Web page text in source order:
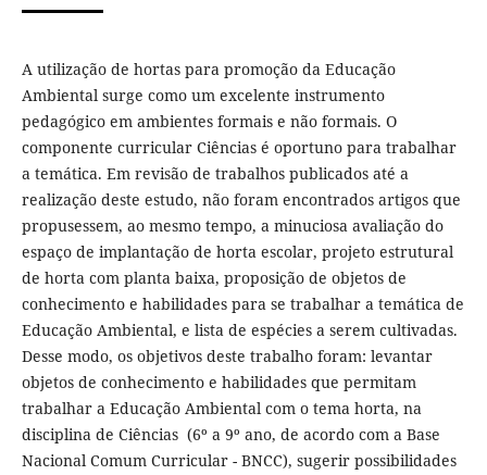
A utilização de hortas para promoção da Educação
Ambiental surge como um excelente instrumento
pedagógico em ambientes formais e não formais. O
componente curricular Ciências é oportuno para trabalhar
a temática. Em revisão de trabalhos publicados até a
realização deste estudo, não foram encontrados artigos que
propusessem, ao mesmo tempo, a minuciosa avaliação do
espaço de implantação de horta escolar, projeto estrutural
de horta com planta baixa, proposição de objetos de
conhecimento e habilidades para se trabalhar a temática de
Educação Ambiental, e lista de espécies a serem cultivadas.
Desse modo, os objetivos deste trabalho foram: levantar
objetos de conhecimento e habilidades que permitam
trabalhar a Educação Ambiental com o tema horta, na
disciplina de Ciências (6º a 9º ano, de acordo com a Base
Nacional Comum Curricular - BNCC), sugerir possibilidades